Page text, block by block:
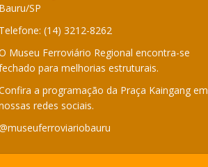
Bauru/SP
Telefone: (14) 3212-8262
Museu Ferroviário Regional encontra-se
para melhorias estruturais.
a programação da Praça Kaingang em
redes sociais.